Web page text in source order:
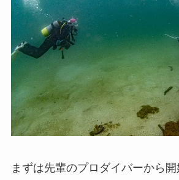
まずは先輩のプロダイバーから